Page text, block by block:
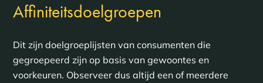
Affiniteitsdoelgroepen
Dit zijn doelgroeplijsten van consumenten die
gegroepeerd zijn op basis van gewoontes en
voorkeuren. Observeer dus altijd een of meerdere